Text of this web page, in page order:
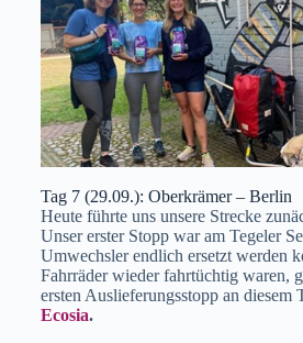
Tag 7 (29.09.): Oberkrämer – Berlin
Heute führte uns unsere Strecke
Unser erster Stopp war am Tegeler
Umwechsler endlich ersetzt werden
Fahrräder wieder fahrtüchtig waren,
ersten Auslieferungsstopp an diesem
Ecosia.